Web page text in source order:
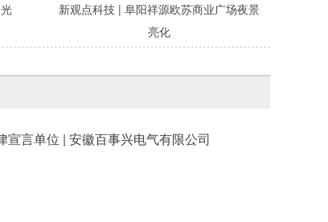
新观点科技 | 阜阳祥源欧苏商业广场夜景
亮化
宣言单位 | 安徽百事兴电气有限公司